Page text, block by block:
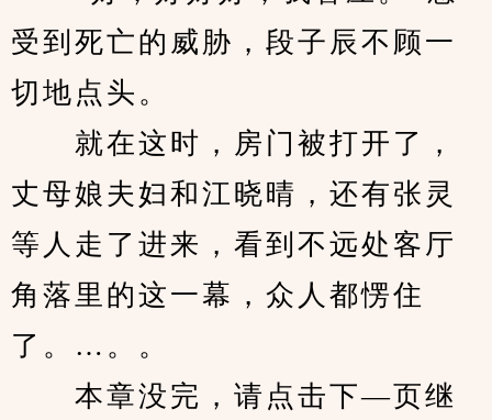
受到死亡的威胁，段子辰不顾一
切地点头。
就在这时，房门被打开了，
丈母娘夫妇和江晓晴，还有张灵
等人走了进来，看到不远处客厅
角落里的这一幕，众人都愣住
了。…。。
本章没完，请点击下—页继